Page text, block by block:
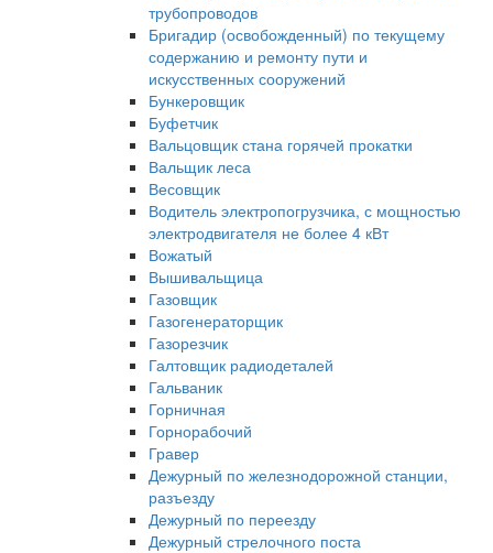
трубопроводов
Бригадир (освобожденный) по текущему
содержанию и ремонту пути и
искусственных сооружений
Бункеровщик
Буфетчик
Вальцовщик стана горячей прокатки
Вальщик леса
Весовщик
Водитель электропогрузчика, с мощностью
электродвигателя не более 4 кВт
Вожатый
Вышивальщица
Газовщик
Газогенераторщик
Газорезчик
Галтовщик радиодеталей
Гальваник
Горничная
Горнорабочий
Гравер
Дежурный по железнодорожной станции,
разъезду
Дежурный по переезду
Дежурный стрелочного поста